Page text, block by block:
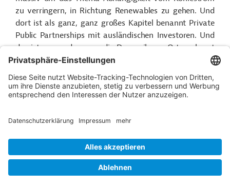
zu verringern, in Richtung Renewables zu gehen. Und
dort ist als ganz, ganz großes Kapitel benannt Private
Public Partnerships mit ausländischen Investoren. Und
das ist genau das, was die Dynamik vor Ort auch gut
gut widerspiegelt für die ausländischen Investoren und.
China hat viele Jahre einfach das Glück gehabt, dass es
so attraktiver als Markt ist, man sich nicht unbedingt
immer um alle Investoren bemühen musste. Und das ist
kleiner und es ist auch für kleinere Investoren attraktiv
Herr Ziehe, vielen Dank für das Gespräch und
dann noch viel Erfolg in Südostasien.